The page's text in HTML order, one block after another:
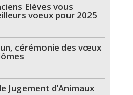
Elèves vous
voeux pour 2025
cérémonie des vœux
Jugement d’Animaux